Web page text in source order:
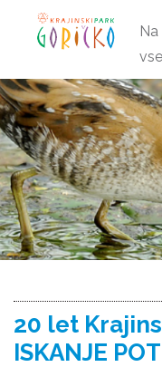
Na
20 let
ISKANJE